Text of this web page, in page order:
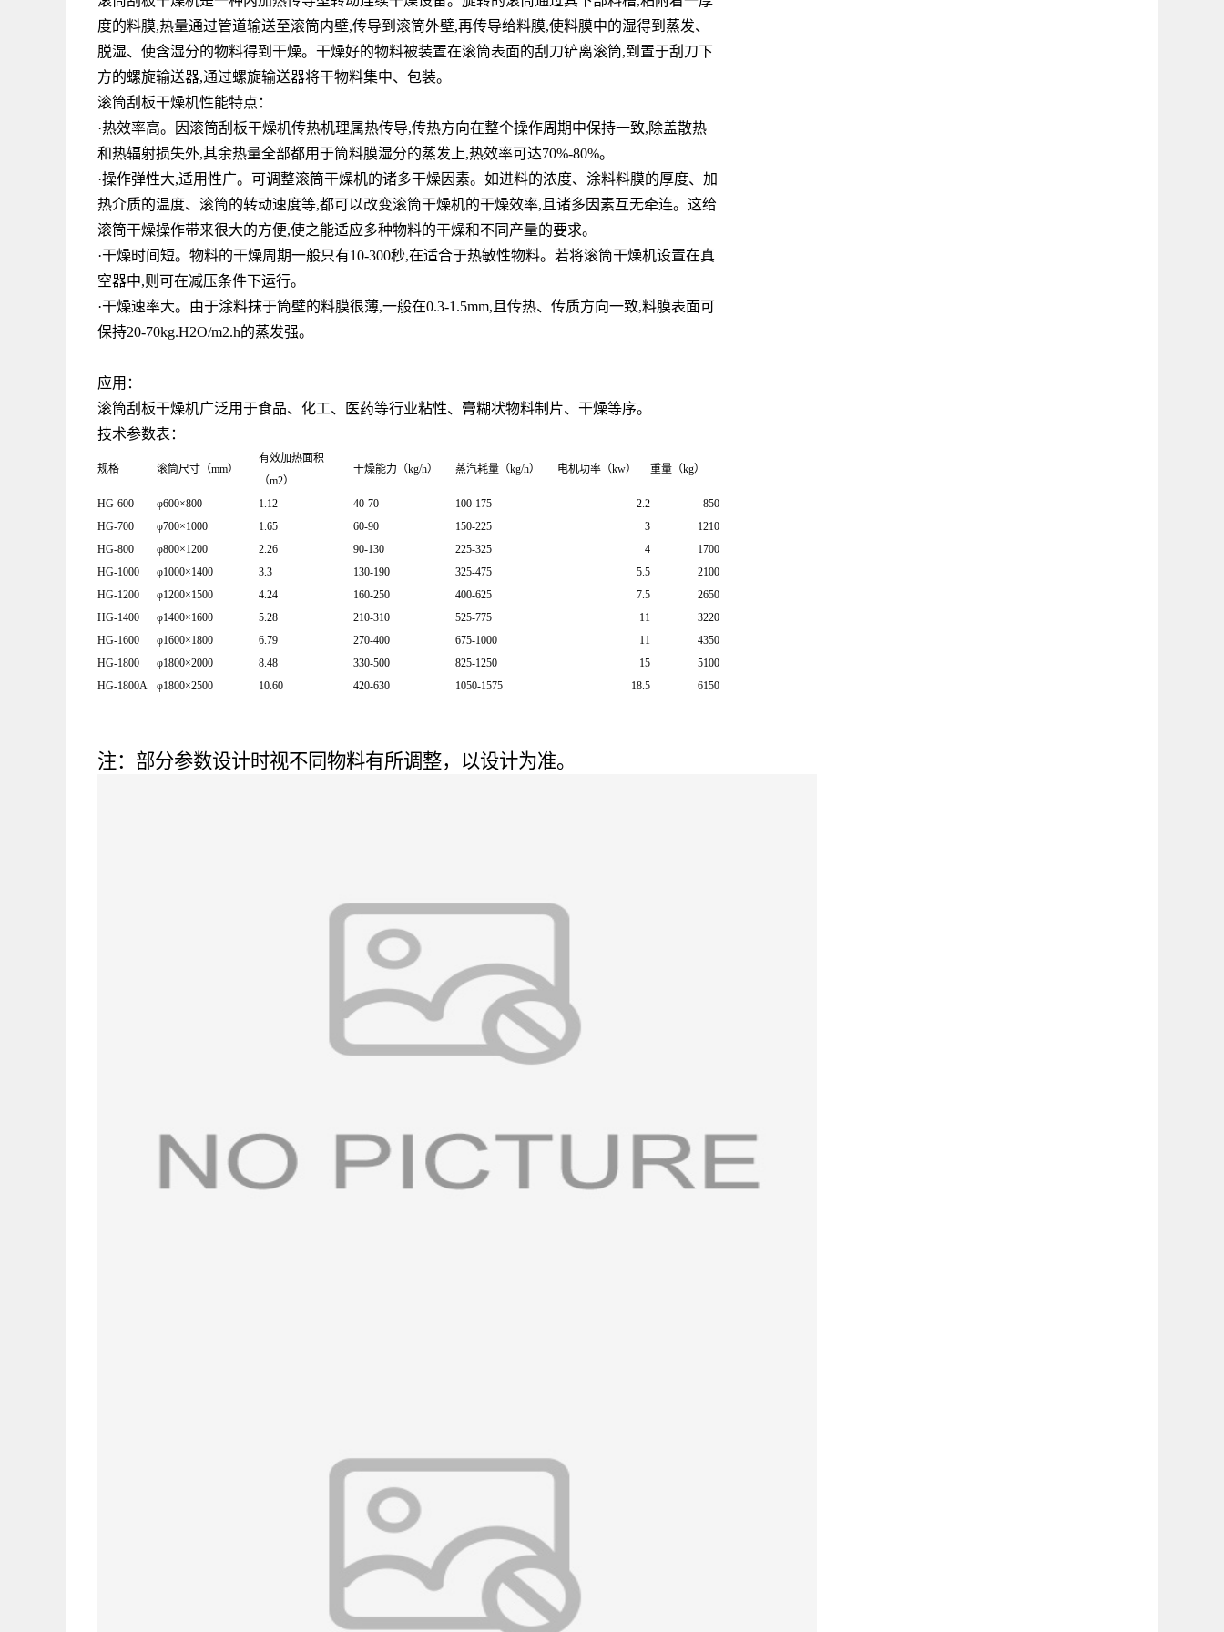
度的料膜,热量通过管道输送至滚筒内壁,传导到滚筒外壁,再传导给料膜,使料膜中的湿得到蒸发、
脱湿、使含湿分的物料得到干燥。干燥好的物料被装置在滚筒表面的刮刀铲离滚筒,到置于刮刀下
方的螺旋输送器,通过螺旋输送器将干物料集中、包装。
滚筒刮板干燥机性能特点：
·热效率高。因滚筒刮板干燥机传热机理属热传导,传热方向在整个操作周期中保持一致,除盖散热
和热辐射损失外,其余热量全部都用于筒料膜湿分的蒸发上,热效率可达70%-80%。
·操作弹性大,适用性广。可调整滚筒干燥机的诸多干燥因素。如进料的浓度、涂料料膜的厚度、加
热介质的温度、滚筒的转动速度等,都可以改变滚筒干燥机的干燥效率,且诸多因素互无牵连。这给
滚筒干燥操作带来很大的方便,使之能适应多种物料的干燥和不同产量的要求。
·干燥时间短。物料的干燥周期一般只有10-300秒,在适合于热敏性物料。若将滚筒干燥机设置在真
空器中,则可在减压条件下运行。
·干燥速率大。由于涂料抹于筒壁的料膜很薄,一般在0.3-1.5mm,且传热、传质方向一致,料膜表面可
保持20-70kg.H2O/m2.h的蒸发强。
应用：
滚筒刮板干燥机广泛用于食品、化工、医药等行业粘性、膏糊状物料制片、干燥等序。
技术参数表：
规格 滚筒尺寸（mm）
有效加热面积
（m2）
干燥能力（kg/h） 蒸汽耗量（kg/h） 电机功率（kw） 重量（kg）
HG-600 φ600×800 1.12 40-70 100-175 2.2
850
HG-700
φ700×1000 1.65 60-90 150-225 3
1210
HG-800
φ800×1200 2.26 90-130 225-325 4
1700
HG-1000
φ1000×1400 3.3 130-190 325-475 5.5
2100
HG-1200
φ1200×1500 4.24 160-250 400-625 7.5
2650
HG-1400
φ1400×1600 5.28 210-310 525-775 11
3220
HG-1600
φ1600×1800 6.79 270-400 675-1000 11
4350
HG-1800
φ1800×2000 8.48 330-500 825-1250 15
5100
HG-1800A
φ1800×2500 10.60 420-630 1050-1575 18.5 6150
注：部分参数设计时视不同物料有所调整，以设计为准。